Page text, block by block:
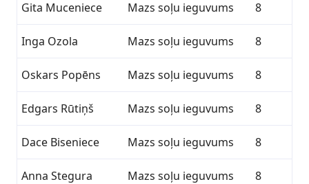
Gita Muceniece Mazs soļu ieguvums 8
Inga Ozola Mazs soļu ieguvums 8
Oskars Popēns Mazs soļu ieguvums 8
Edgars Rūtiņš Mazs soļu ieguvums 8
Dace Biseniece Mazs soļu ieguvums 8
Anna Stegura Mazs soļu ieguvums 8